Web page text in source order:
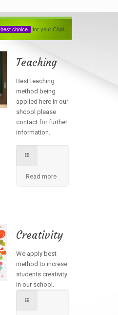
best choice for your Child
Teaching
Best teaching
method being
applied here in our
shcool please
contact for further
information.
Read more
Creativity
We apply best
method to increse
students creativity
in our school.